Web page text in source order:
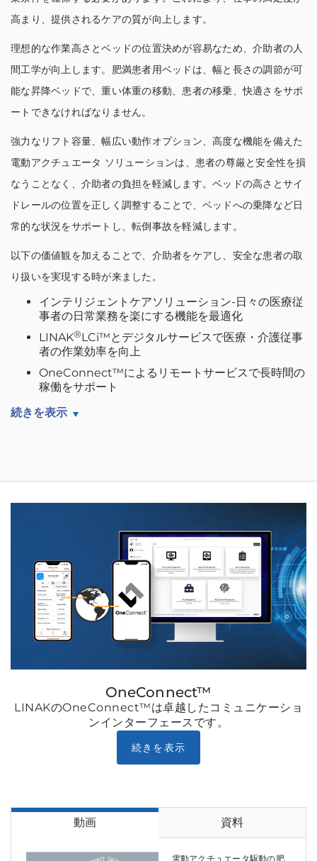
高まり、提供されるケアの質が向上します。
理想的な作業高さとベッドの位置決めが容易なため、介助者の人
間工学が向上します。肥満患者用ベッドは、幅と長さの調節が可
能な昇降ベッドで、重い体重の移動、患者の移乗、快適さをサポ
ートできなければなりません。
強力なリフト容量、幅広い動作オプション、高度な機能を備えた
電動アクチュエータ ソリューションは、患者の尊厳と安全性を損
なうことなく、介助者の負担を軽減します。ベッドの高さとサイ
ドレールの位置を正しく調整することで、ベッドへの乗降など日
常的な状況をサポートし、転倒事故を軽減します。
以下の価値観を加えることで、介助者をケアし、安全な患者の取
り扱いを実現する時が来ました。
インテリジェントケアソリューション-日々の医療従
事者の日常業務を楽にする機能を最適化
LINAK®LCi™とデジタルサービスで医療・介護従事
者の作業効率を向上
OneConnect™によるリモートサービスで長時間の
稼働をサポート
続きを表示
OneConnect™
LINAKのOneConnect™は卓越したコミュニケーショ
ンインターフェースです。
続きを表示
動画 資料
電動アクチュエータ駆動の肥